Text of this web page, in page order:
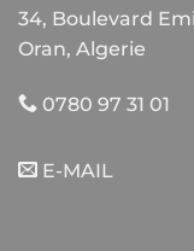
34, Boulevard
Oran, Algerie
0780 97 31 01
E-MAIL